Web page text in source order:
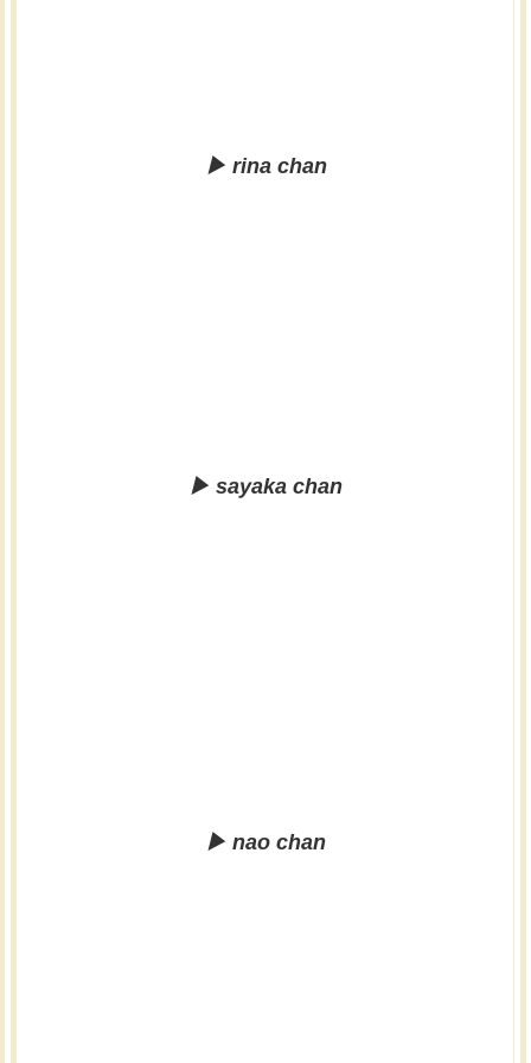
▶︎ rina chan
▶︎ sayaka chan
▶︎ nao chan